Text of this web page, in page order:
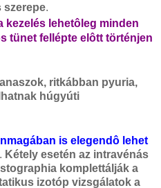
szerepe.
kezelés lehetôleg minden
tünet fellépte elôtt történjen
ritkábban pyuria,
húgyúti
is elegendô lehet
. Kétely esetén az intravénás
komplettálják a
izotóp vizsgálatok a